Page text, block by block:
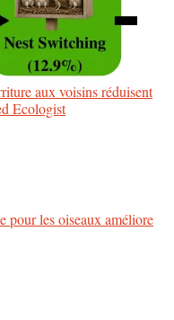
aux voisins réduisent
Ecologist
pour les oiseaux améliore